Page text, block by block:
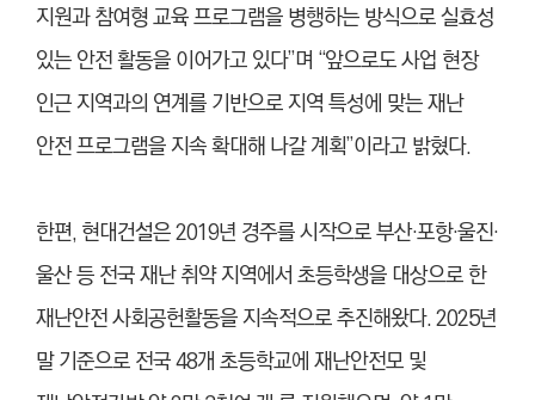
지원과 참여형 교육 프로그램을 병행하는 방식으로 실효성
있는 안전 활동을 이어가고 있다”며 “앞으로도 사업 현장
인근 지역과의 연계를 기반으로 지역 특성에 맞는 재난
안전 프로그램을 지속 확대해 나갈 계획”이라고 밝혔다.
한편, 현대건설은 2019년 경주를 시작으로 부산·포항·울진·
울산 등 전국 재난 취약 지역에서 초등학생을 대상으로 한
재난안전 사회공헌활동을 지속적으로 추진해왔다. 2025년
말 기준으로 전국 48개 초등학교에 재난안전모 및